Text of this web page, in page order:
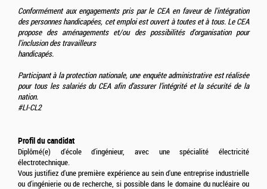
Conformément aux engagements pris par le CEA en faveur de l'intégration
des personnes handicapées, cet emploi est ouvert à toutes et à tous. Le CEA
propose des aménagements et/ou des possibilités d'organisation pour
l'inclusion des travailleurs
handicapés.
Participant à la protection nationale, une enquête administrative est réalisée
pour tous les salariés du CEA afin d’assurer l’intégrité et la sécurité de la
nation.
#LI-CL2
Profil du candidat
Diplômé(e) d'école d'ingénieur, avec une spécialité électricité
électrotechnique.
Vous justifiez d'une première expérience au sein d'une entreprise industrielle
ou d'ingénierie ou de recherche, si possible dans le domaine du nucléaire ou